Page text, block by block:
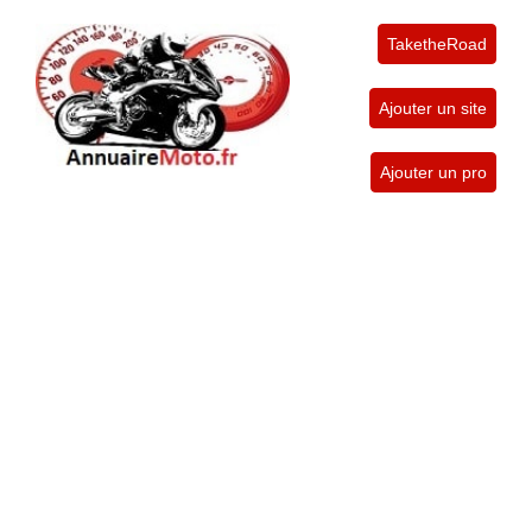
TaketheRoad
Ajouter un site
Ajouter un pro